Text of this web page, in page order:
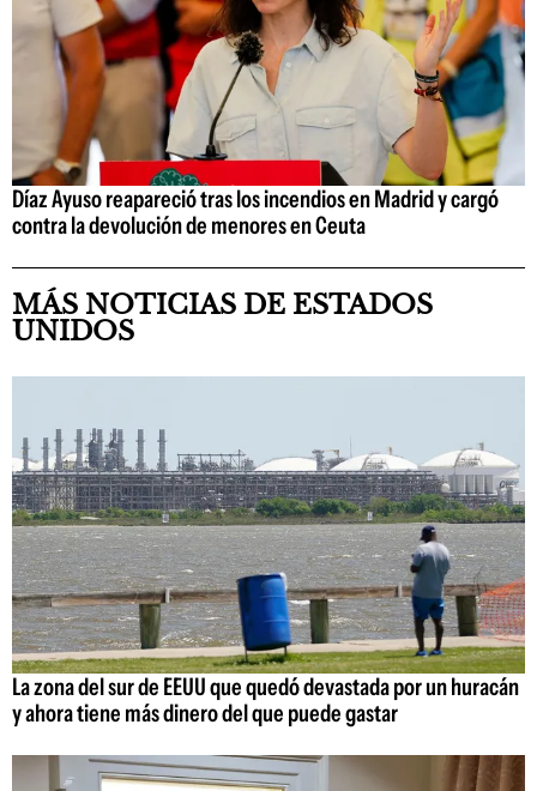
Díaz Ayuso reapareció tras los incendios en Madrid y cargó
contra la devolución de menores en Ceuta
MÁS NOTICIAS DE ESTADOS
UNIDOS
La zona del sur de EEUU que quedó devastada por un huracán
y ahora tiene más dinero del que puede gastar